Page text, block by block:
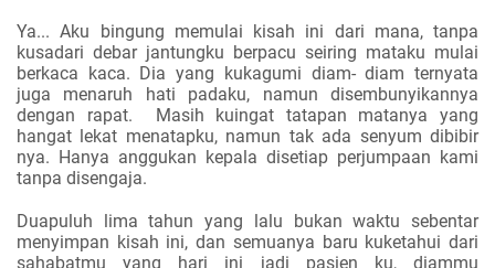
Ya... Aku bingung memulai kisah ini dari mana, tanpa
kusadari debar jantungku berpacu seiring mataku mulai
berkaca kaca. Dia yang kukagumi diam- diam ternyata
juga menaruh hati padaku, namun disembunyikannya
dengan rapat.
Masih kuingat tatapan matanya yang
hangat lekat menatapku, namun tak ada senyum dibibir
nya. Hanya anggukan kepala disetiap perjumpaan kami
tanpa disengaja.
Duapuluh lima tahun yang lalu bukan waktu sebentar
menyimpan kisah ini, dan semuanya baru kuketahui dari
sahabatmu yang hari ini jadi pasien ku, diammu